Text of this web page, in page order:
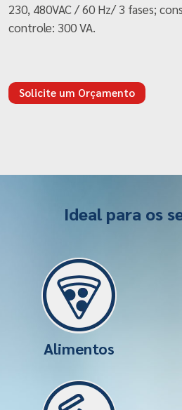
230, 480VAC / 60 Hz/ 3 fases;
controle: 300 VA.
Solicite um Orçamento
Ideal para os
Alimentos